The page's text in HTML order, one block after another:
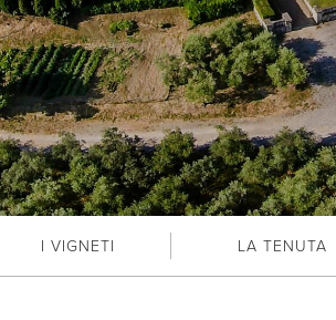
I VIGNETI LA TENUTA